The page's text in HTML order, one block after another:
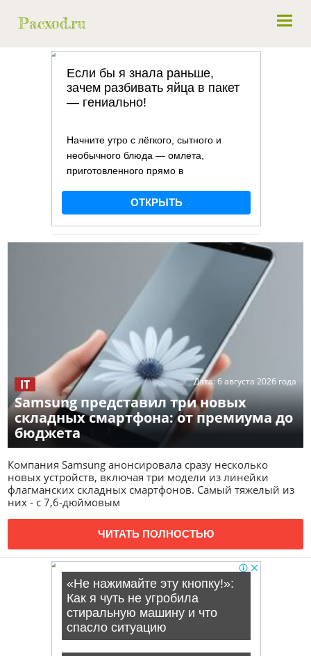
Samsung представил три новых
складных смартфона: от премиума до
бюджета
Дата:6 августа 2026 года
IT
Компания Samsung анонсировала сразу несколько
новых устройств, включая три модели из линейки
флагманских складных смартфонов. Самый тяжелый из
них - с 7,6-дюймовым
ЧИТАТЬ ПОЛНОСТЬЮ